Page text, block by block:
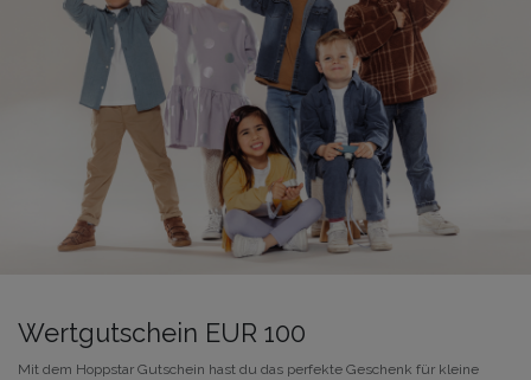
Wertgutschein EUR 100
Mit dem Hoppstar Gutschein hast du das perfekte Geschenk für kleine